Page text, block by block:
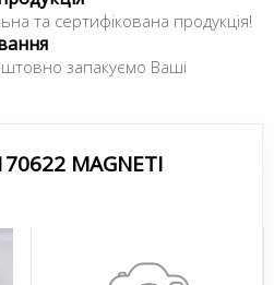
та сертифікована продукція!
запакуємо Ваші
MAGNETI